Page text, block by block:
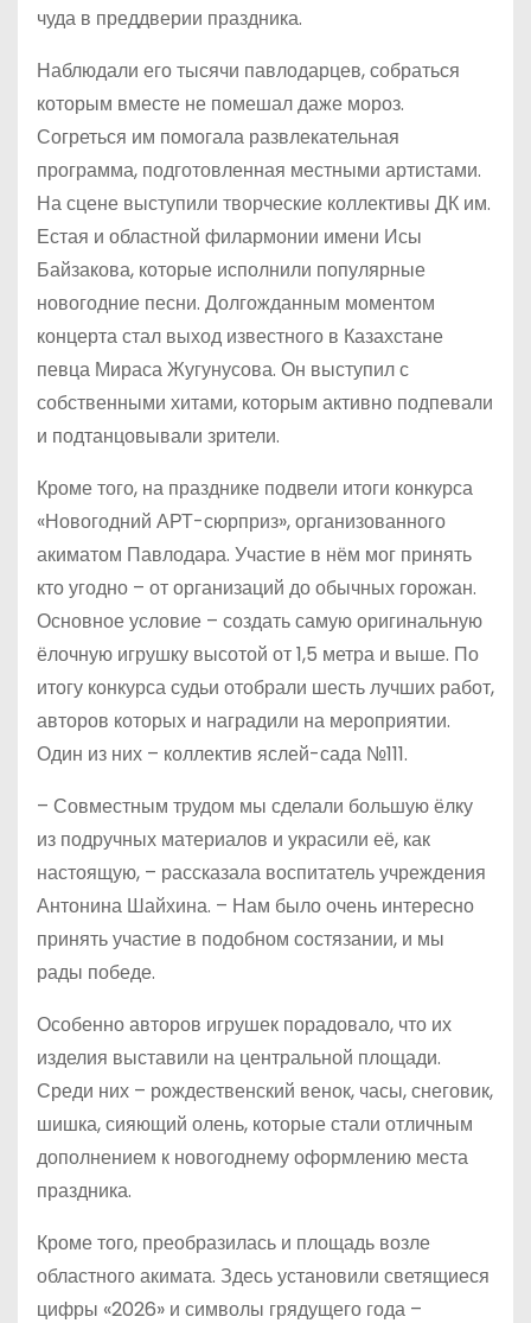
чуда в преддверии праздника.
Наблюдали его тысячи павлодарцев, собраться
которым вместе не помешал даже мороз.
Согреться им помогала развлекательная
программа, подготовленная местными артистами.
На сцене выступили творческие коллективы ДК им.
Естая и областной филармонии имени Исы
Байзакова, которые исполнили популярные
новогодние песни. Долгожданным моментом
концерта стал выход известного в Казахстане
певца Мираса Жугунусова. Он выступил с
собственными хитами, которым активно подпевали
и подтанцовывали зрители.
Кроме того, на празднике подвели итоги конкурса
«Новогодний АРТ-сюрприз», организованного
акиматом Павлодара. Участие в нём мог принять
кто угодно – от организаций до обычных горожан.
Основное условие – создать самую оригинальную
ёлочную игрушку высотой от 1,5 метра и выше. По
итогу конкурса судьи отобрали шесть лучших работ,
авторов которых и наградили на мероприятии.
Один из них – коллектив яслей-сада №111.
– Совместным трудом мы сделали большую ёлку
из подручных материалов и украсили её, как
настоящую, – рассказала воспитатель учреждения
Антонина Шайхина. – Нам было очень интересно
принять участие в подобном состязании, и мы
рады победе.
Особенно авторов игрушек порадовало, что их
изделия выставили на центральной площади.
Среди них – рождественский венок, часы, снеговик,
шишка, сияющий олень, которые стали отличным
дополнением к новогоднему оформлению места
праздника.
Кроме того, преобразилась и площадь возле
областного акимата. Здесь установили светящиеся
цифры «2026» и символы грядущего года –